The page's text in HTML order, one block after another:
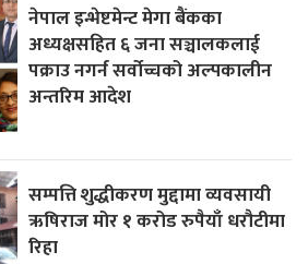
नेपाल इन्भेष्टमेन्ट मेगा बैंकका
अध्यक्षसहित ६ जना सञ्चालकलाई
पक्राउ नगर्न सर्वोच्चको अल्पकालीन
अन्तरिम आदेश
सम्पत्ति शुद्धीकरण मुद्दामा व्यवसायी
ऋषिराज मोर १ करोड रुपैयाँ धरौटीमा
रिहा